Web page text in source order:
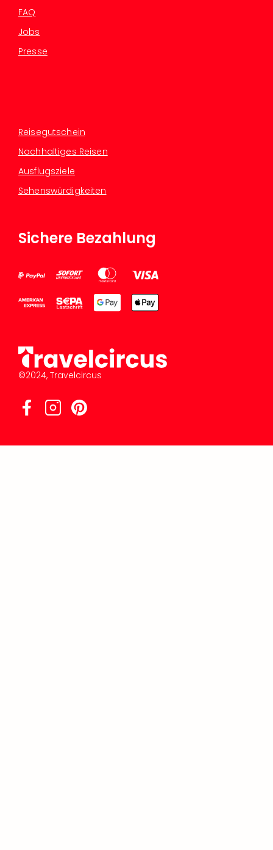
FAQ
Jobs
Presse
Reisegutschein
Nachhaltiges Reisen
Ausflugsziele
Sehenswürdigkeiten
Sichere Bezahlung
©2024, Travelcircus